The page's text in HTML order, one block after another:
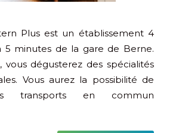
Plus est un établissement 4
5 minutes de la gare de Berne.
vous dégusterez des spécialités
Vous aurez la possibilité de
transports en commun